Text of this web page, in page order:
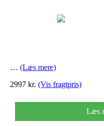
… (Læs mere)
2997 kr. (Vis fragtpris)
Læs